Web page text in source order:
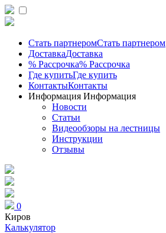
Стать партнеромСтать партнером
ДоставкаДоставка
% Рассрочка% Рассрочка
Где купитьГде купить
КонтактыКонтакты
Информация Информация
Новости
Статьи
Видеообзоры на лестницы
Инструкции
Отзывы
0
Киров
Калькулятор